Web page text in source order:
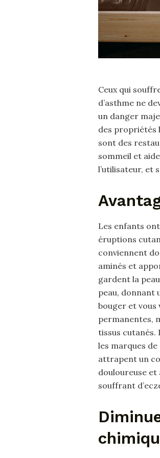
Ceux qui
d’asthme ne
un danger
des propriétés
sont des
sommeil et
l’utilisateur, et
Les enfants
éruptions
conviennent
aminés et
gardent la
peau, donnant
bouger et vous
permanentes,
tissus cutanés.
les marques
attrapent un
douloureuse et
souffrant